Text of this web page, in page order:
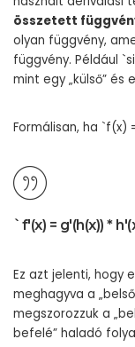
összetett
olyan függvény,
függvény. Például
mint egy „külső” és
Formálisan, ha `f(x)
`f'(x) = g'(h(x)) *
Ez azt jelenti, hogy
meghagyva a
megszorozzuk a
befelé” haladó